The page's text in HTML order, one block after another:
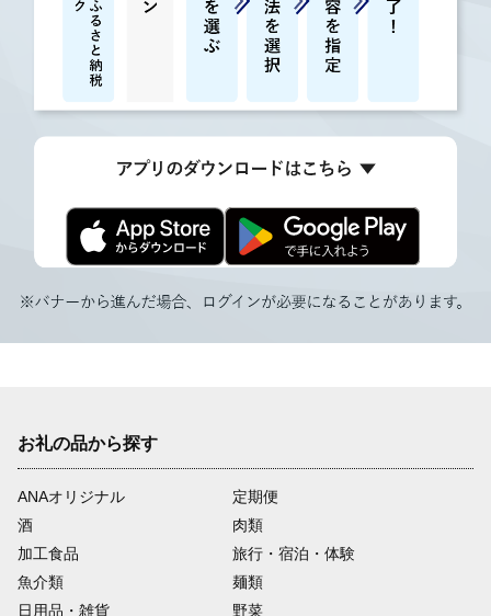
お礼の品から探す
ANAオリジナル
定期便
酒
肉類
加工食品
旅行・宿泊・体験
魚介類
麺類
日用品・雑貨
野菜